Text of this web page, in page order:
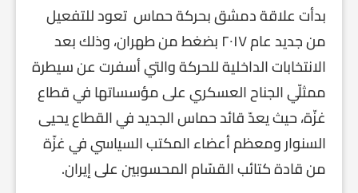
بدأت علاقة دمشق بحركة حماس تعود للتفعيل
من جديد عام ٢٠١٧ بضغط من طهران، وذلك بعد
الانتخابات الداخلية للحركة والتي أسفرت عن سيطرة
ممثلّي الجناح العسكري على مؤسساتها في قطاع
غزّة، حيث يعدّ قائد حماس الجديد في القطاع يحيى
السنوار ومعظم أعضاء المكتب السياسي في غزّة
من قادة كتائب القسّام المحسوبين على إيران.